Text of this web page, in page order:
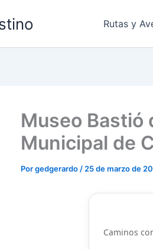
Rutas y
Museo Bastió
Municipal de
Porgedgerardo / 25 de marzo de
Caminos